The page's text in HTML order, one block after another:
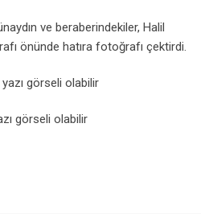
ve beraberindekiler, Halil
önünde hatıra fotoğrafı çektirdi.